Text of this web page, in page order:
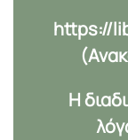
https://
Η